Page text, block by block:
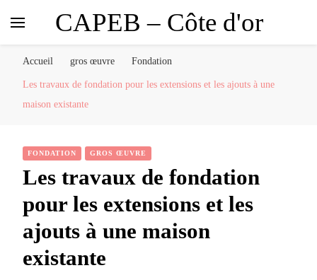
CAPEB – Côte d'or
Accueil gros œuvre Fondation
Les travaux de fondation pour les extensions et les ajouts à une
maison existante
FONDATION GROS ŒUVRE
Les travaux de fondation
pour les extensions et les
ajouts à une maison
existante